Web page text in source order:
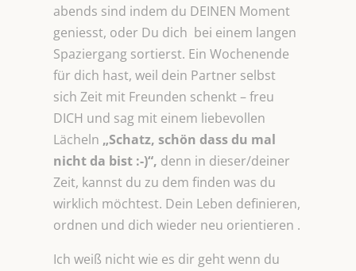
abends sind indem du DEINEN Moment
geniesst, oder Du dich bei einem langen
Spaziergang sortierst. Ein Wochenende
für dich hast, weil dein Partner selbst
sich Zeit mit Freunden schenkt – freu
DICH und sag mit einem liebevollen
Lächeln „Schatz, schön dass du mal
nicht da bist :-)“, denn in dieser/deiner
Zeit, kannst du zu dem finden was du
wirklich möchtest. Dein Leben definieren,
ordnen und dich wieder neu orientieren .
Ich weiß nicht wie es dir geht wenn du